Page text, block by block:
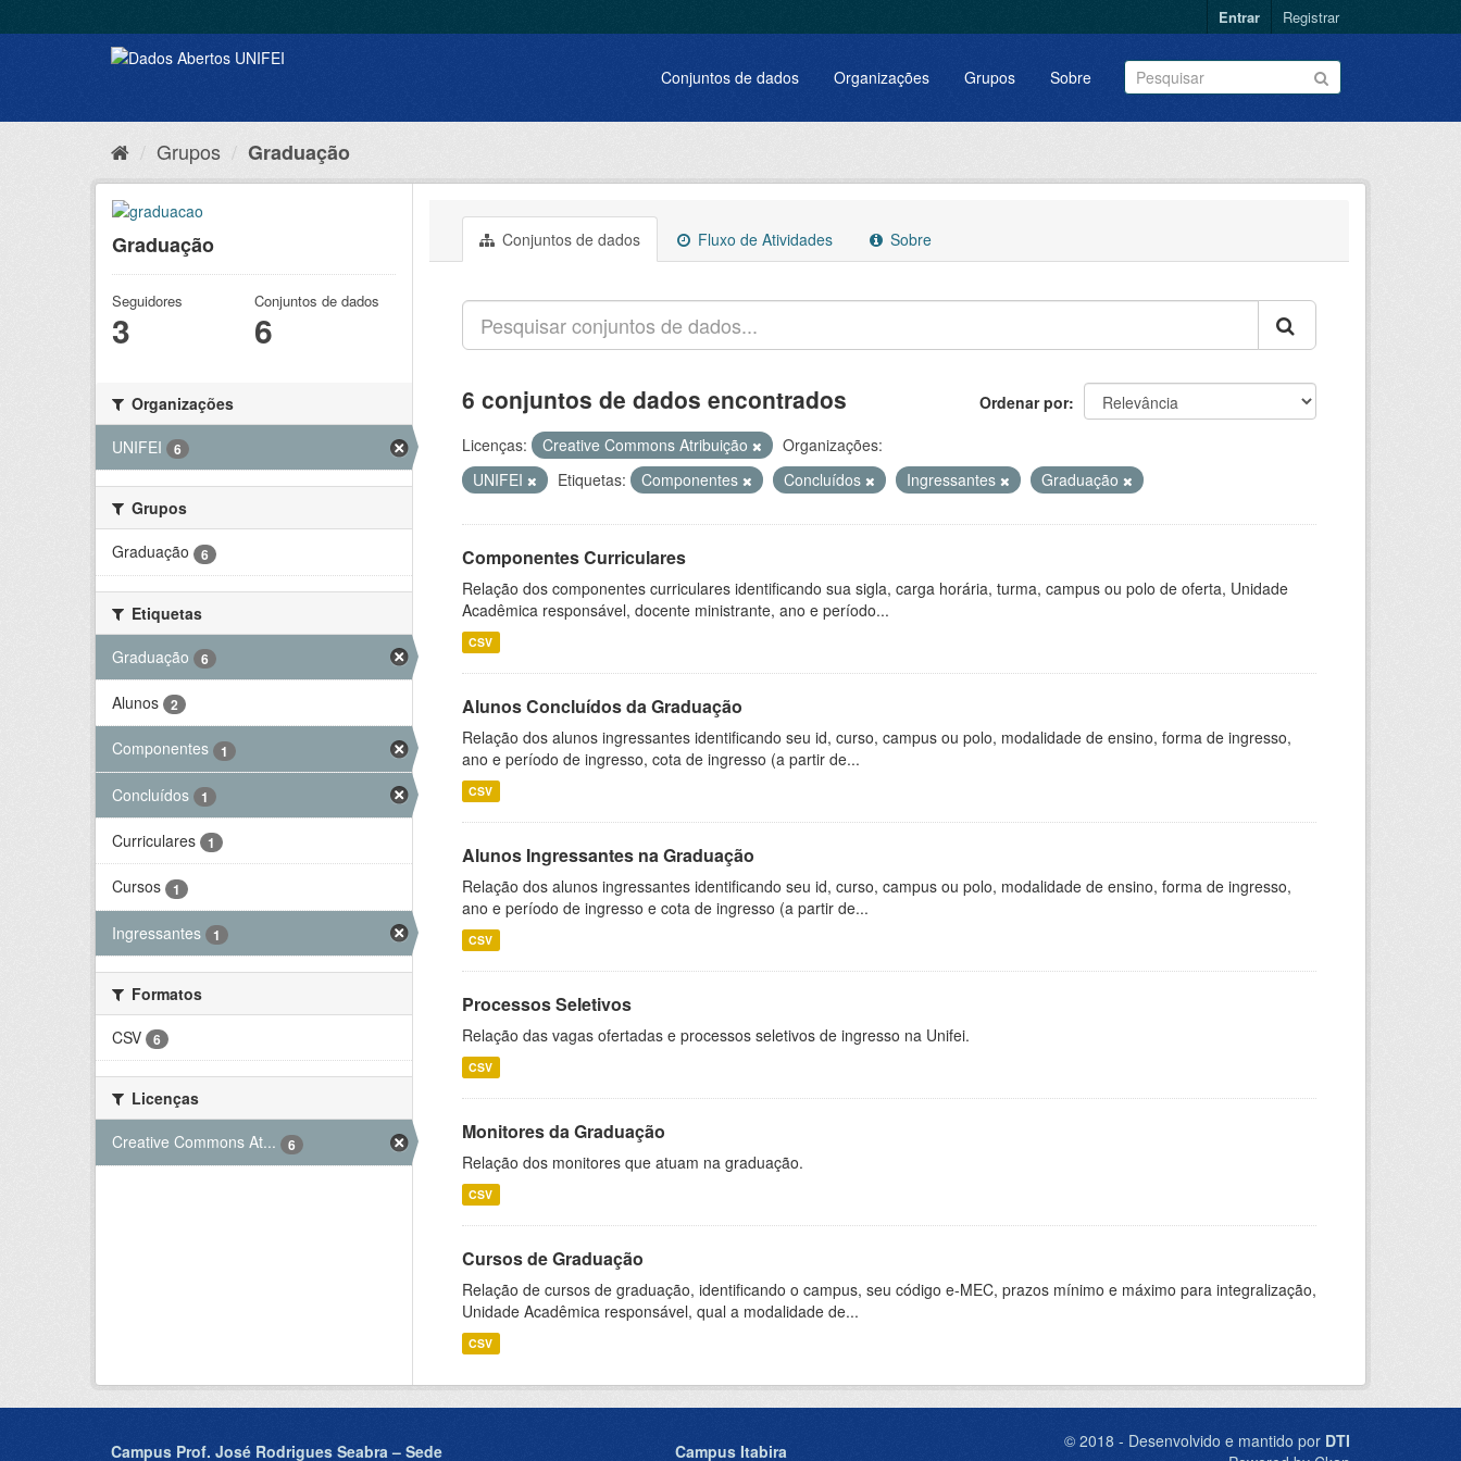
Entrar Registrar
Conjuntos de dados Organizações Grupos Sobre
Grupos Graduação
Graduação
Seguidores
3
Conjuntos de dados
6
Organizações
UNIFEI
6
Grupos
Graduação
6
Etiquetas
Graduação
6
Alunos 2
Componentes 1
Concluídos 1
Curriculares 1
Cursos 1
Ingressantes 1
Formatos
CSV
6
Licenças
Creative Commons At...
6
Conjuntos de dados Fluxo de Atividades Sobre
Ordenar por
6 conjuntos de dados encontrados
Licenças: Creative Commons Atribuição
Organizações:
UNIFEI
Etiquetas: Componentes Concluídos Ingressantes Graduação
Componentes Curriculares
Relação dos componentes curriculares identificando sua sigla, carga horária, turma, campus ou polo de oferta, Unidade
Acadêmica responsável, docente ministrante, ano e período...
CSV
Alunos Concluídos da Graduação
Relação dos alunos ingressantes identificando seu id, curso, campus ou polo, modalidade de ensino, forma de ingresso,
ano e período de ingresso, cota de ingresso (a partir de...
CSV
Alunos Ingressantes na Graduação
Relação dos alunos ingressantes identificando seu id, curso, campus ou polo, modalidade de ensino, forma de ingresso,
ano e período de ingresso e cota de ingresso (a partir de...
CSV
Processos Seletivos
Relação das vagas ofertadas e processos seletivos de ingresso na Unifei.
CSV
Monitores da Graduação
Relação dos monitores que atuam na graduação.
CSV
Cursos de Graduação
Relação de cursos de graduação, identificando o campus, seu código e-MEC, prazos mínimo e máximo para integralização,
Unidade Acadêmica responsável, qual a modalidade de...
CSV
Campus Prof. José Rodrigues Seabra – Sede Campus Itabira © 2018 - Desenvolvido e mantido por DTI